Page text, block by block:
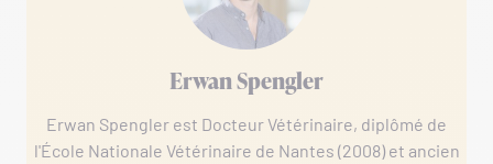
Erwan Spengler
Erwan Spengler est Docteur Vétérinaire, diplômé de
l'École Nationale Vétérinaire de Nantes (2008) et ancien